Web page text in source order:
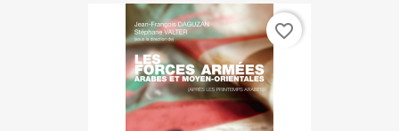
favorite_border